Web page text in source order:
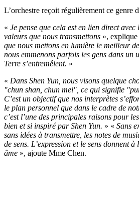
L’orchestre reçoit régulièrement ce genre
« Je pense que cela est en lien direct avec
valeurs que nous transmettons »,
que nous mettons en lumière le meilleur
nous emmenons parfois les gens dans un
Terre s’entremêlent. »
« Dans Shen Yun, nous visons quelque
"chun shan, chun mei", ce qui signifie
C’est un objectif que nos interprètes
le plan personnel que dans le cadre de
c’est l’une des principales raisons pour
bien et si inspiré par Shen Yun. » « Sans
sans idées à transmettre, les notes de
de sens. L’expression et le sens donnent
âme », ajoute Mme Chen.